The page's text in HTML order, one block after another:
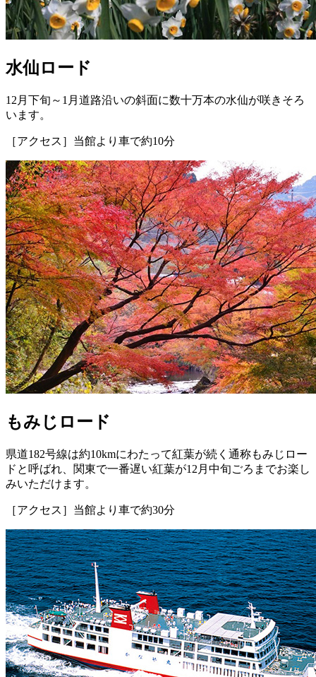
水仙ロード
12月下旬～1月道路沿いの斜面に数十万本の水仙が咲きそろ
います。
［アクセス］当館より車で約10分
もみじロード
県道182号線は約10kmにわたって紅葉が続く通称もみじロー
ドと呼ばれ、関東で一番遅い紅葉が12月中旬ごろまでお楽し
みいただけます。
［アクセス］当館より車で約30分